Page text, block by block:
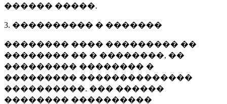
������ �����.
3. ���������� � �������
�������� ���� ��������� ��
�������� �� � ��������, ��
��������� �������� �
��������� ��������������
����������. ��� ������
�������� ����������